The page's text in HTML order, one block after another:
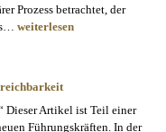
Prozess betrachtet, der
Irrtümer
Feedback
weiterlesen
Dieser Artikel ist Teil einer
Führungskräften. In der